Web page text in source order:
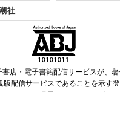
社
店・電子書籍配信サービスが、
版配信サービスであることを示す